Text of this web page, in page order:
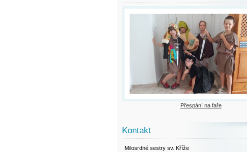
Přespání na faře
Kontakt
Milosrdné sestry sv. Kříže